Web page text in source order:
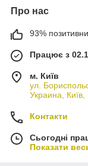
Про нас
93%
Працює з
м. Київ
ул.
Украина, Київ,
Контакти
Сьогодні
Показати